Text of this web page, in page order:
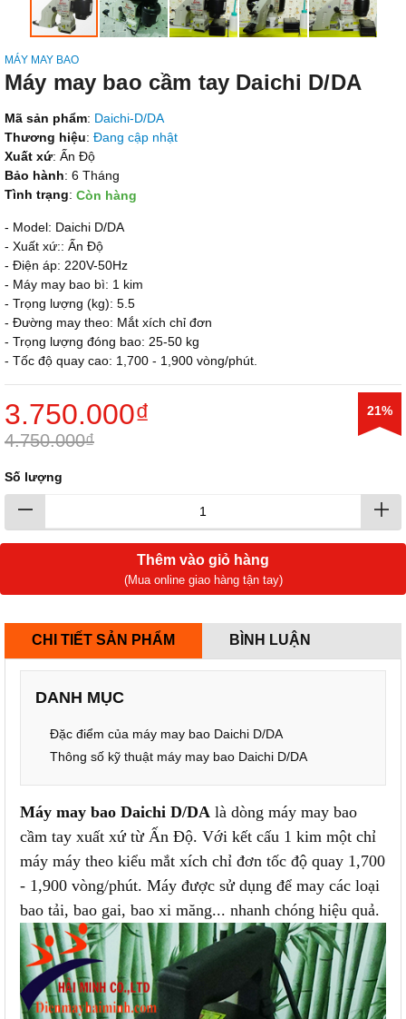
MÁY MAY BAO
Máy may bao cầm tay Daichi D/DA
Mã sản phẩm: Daichi-D/DA
Thương hiệu: Đang cập nhật
Xuất xứ: Ấn Độ
Bảo hành: 6 Tháng
Tình trạng: Còn hàng
- Model: Daichi D/DA
- Xuất xứ:: Ấn Độ
- Điện áp: 220V-50Hz
- Máy may bao bì: 1 kim
- Trọng lượng (kg): 5.5
- Đường may theo: Mắt xích chỉ đơn
- Trọng lượng đóng bao: 25-50 kg
- Tốc độ quay cao: 1,700 - 1,900 vòng/phút.
3.750.000₫
4.750.000₫
21%
Số lượng
Thêm vào giỏ hàng
(Mua online giao hàng tận tay)
CHI TIẾT SẢN PHẨM BÌNH LUẬN
DANH MỤC
Đặc điểm của máy may bao Daichi D/DA
Thông số kỹ thuật máy may bao Daichi D/DA
Máy may bao Daichi D/DA là dòng máy may bao
cầm tay xuất xứ từ Ấn Độ. Với kết cấu 1 kim một chỉ
máy máy theo kiểu mắt xích chỉ đơn tốc độ quay 1,700
- 1,900 vòng/phút. Máy được sử dụng để may các loại
bao tải, bao gai, bao xi măng... nhanh chóng hiệu quả.